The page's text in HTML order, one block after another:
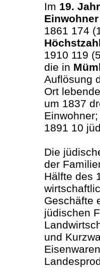
Im 19.
1861 174
1910 119
die in
Auflösung
Ort
um 1837
1891 10
Die
der
Hälfte des
Geschäfte
jüdischen
und